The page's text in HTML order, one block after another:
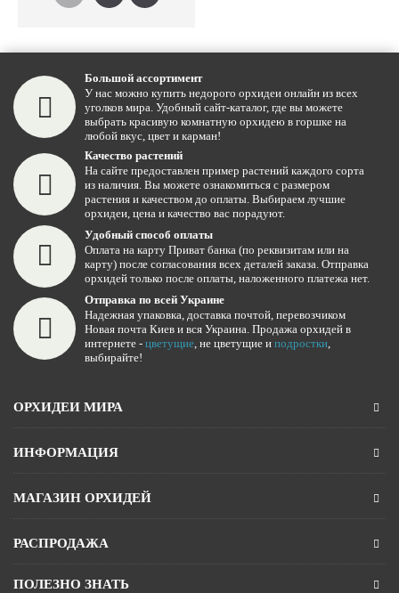
Большой ассортимент
У нас можно купить недорого орхидеи онлайн из всех
уголков мира. Удобный сайт-каталог, где вы можете
выбрать красивую комнатную орхидею в горшке на
любой вкус, цвет и карман!
Качество растений
На сайте предоставлен пример растений каждого сорта
из наличия. Вы можете ознакомиться с размером
растения и качеством до оплаты. Выбираем лучшие
орхидеи, цена и качество вас порадуют.
Удобный способ оплаты
Оплата на карту Приват банка (по реквизитам или на
карту) после согласования всех деталей заказа. Отправка
орхидей только после оплаты, наложенного платежа нет.
Отправка по всей Украине
Надежная упаковка, доставка почтой, перевозчиком
Новая почта Киев и вся Украина. Продажа орхидей в
интернете - цветущие, не цветущие и подростки,
выбирайте!
ОРХИДЕИ МИРА
ИНФОРМАЦИЯ
МАГАЗИН ОРХИДЕЙ
РАСПРОДАЖА
ПОЛЕЗНО ЗНАТЬ